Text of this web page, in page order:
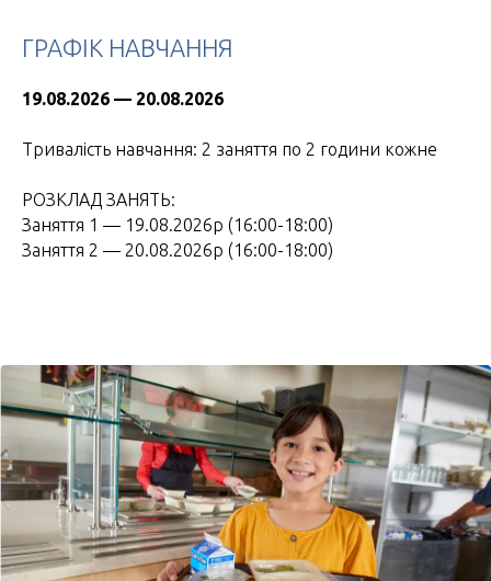
ГРАФІК НАВЧАННЯ
19.08.2026 — 20.08.2026
Тривалість навчання: 2 заняття по 2 години кожне
РОЗКЛАД ЗАНЯТЬ:
Заняття 1 — 19.08.2026р (16:00-18:00)
Заняття 2 — 20.08.2026р (16:00-18:00)